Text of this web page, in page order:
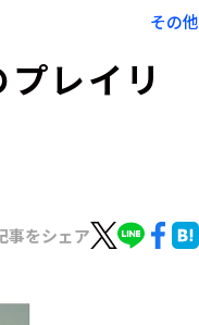
その他
プレイリ
事をシェア